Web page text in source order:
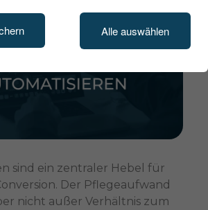
sind ein zentraler Hebel für
Der Pflegeaufwand
nicht außer Verhältnis zum
Alle auswählen